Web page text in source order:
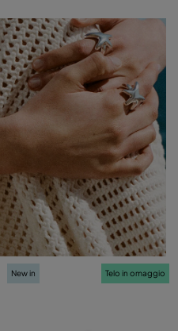
New in Telo in omaggio